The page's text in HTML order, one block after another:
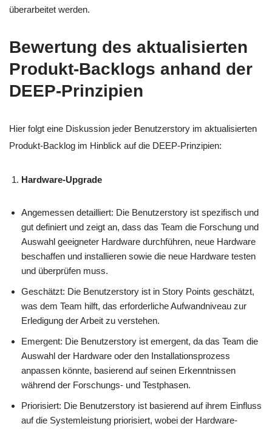
überarbeitet werden.
Bewertung des aktualisierten
Produkt-Backlogs anhand der
DEEP-Prinzipien
Hier folgt eine Diskussion jeder Benutzerstory im aktualisierten
Produkt-Backlog im Hinblick auf die DEEP-Prinzipien:
Hardware-Upgrade
Angemessen detailliert: Die Benutzerstory ist spezifisch und
gut definiert und zeigt an, dass das Team die Forschung und
Auswahl geeigneter Hardware durchführen, neue Hardware
beschaffen und installieren sowie die neue Hardware testen
und überprüfen muss.
Geschätzt: Die Benutzerstory ist in Story Points geschätzt,
was dem Team hilft, das erforderliche Aufwandniveau zur
Erledigung der Arbeit zu verstehen.
Emergent: Die Benutzerstory ist emergent, da das Team die
Auswahl der Hardware oder den Installationsprozess
anpassen könnte, basierend auf seinen Erkenntnissen
während der Forschungs- und Testphasen.
Priorisiert: Die Benutzerstory ist basierend auf ihrem Einfluss
auf die Systemleistung priorisiert, wobei der Hardware-